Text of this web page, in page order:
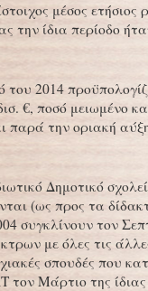
μέσος ετήσιος
την ίδια περίοδο
2014
€, ποσό μειωμένο
παρά την οριακή
Δημοτικό
(ως προς τα
συγκλίνουν τον
με όλες τις
σπουδές που
Μάρτιο της ίδιας